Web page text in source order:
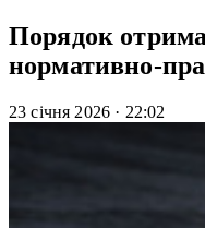
Порядок
нормативно-
23 січня 2026 · 22:02